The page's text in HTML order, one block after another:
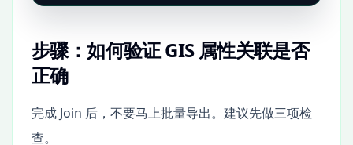
步骤：如何验证 GIS 属性关联是否
正确
完成 Join 后，不要马上批量导出。建议先做三项检
查。